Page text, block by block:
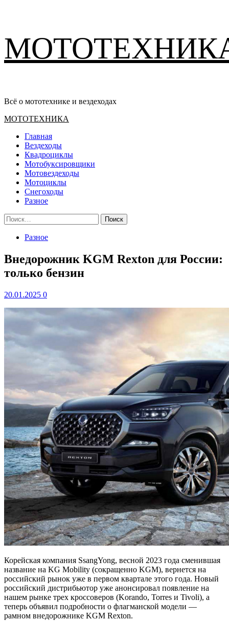
содержимому
Всё о мототехнике и вездеходах
Основное
МОТОТЕХНИКА
Главная
Вездеходы
Квадроциклы
Мотобуксировщики
Мотовездеходы
Мотоциклы
Снегоходы
Разное
Найти:
Разное
Внедорожник KGM Rexton для России:
только бензин
20.01.2025 0
Корейская компания SsangYong, весной 2023 года сменившая
название на KG Mobility (сокращенно KGM), вернется на
российский рынок уже в первом квартале этого года. Новый
российский дистрибьютор уже анонсировал появление на
нашем рынке трех кроссоверов (Korando, Torres и Tivoli), а
теперь объявил подробности о флагманской модели —
рамном внедорожнике KGM Rexton.